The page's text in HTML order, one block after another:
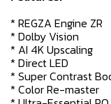
* REGZA Engine ZR
* Dolby Vision
* AI 4K Upscaling
* Direct LED
* Super Contrast
* Color Re-master